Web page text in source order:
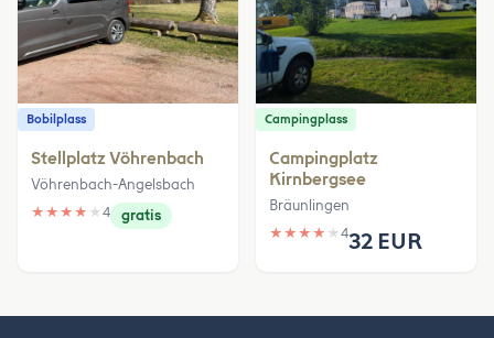
Bobilplass
Stellplatz Vöhrenbach
Vöhrenbach-Angelsbach
★ ★ ★ ★ ★ 4 gratis
Campingplass
Campingplatz
Kirnbergsee
Bräunlingen
★ ★ ★ ★ ★ 432 EUR